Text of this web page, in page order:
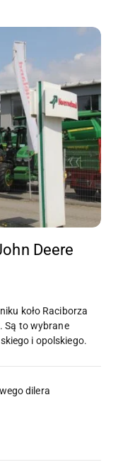
Deere
koło Raciborza
Są to wybrane
i opolskiego.
dilera